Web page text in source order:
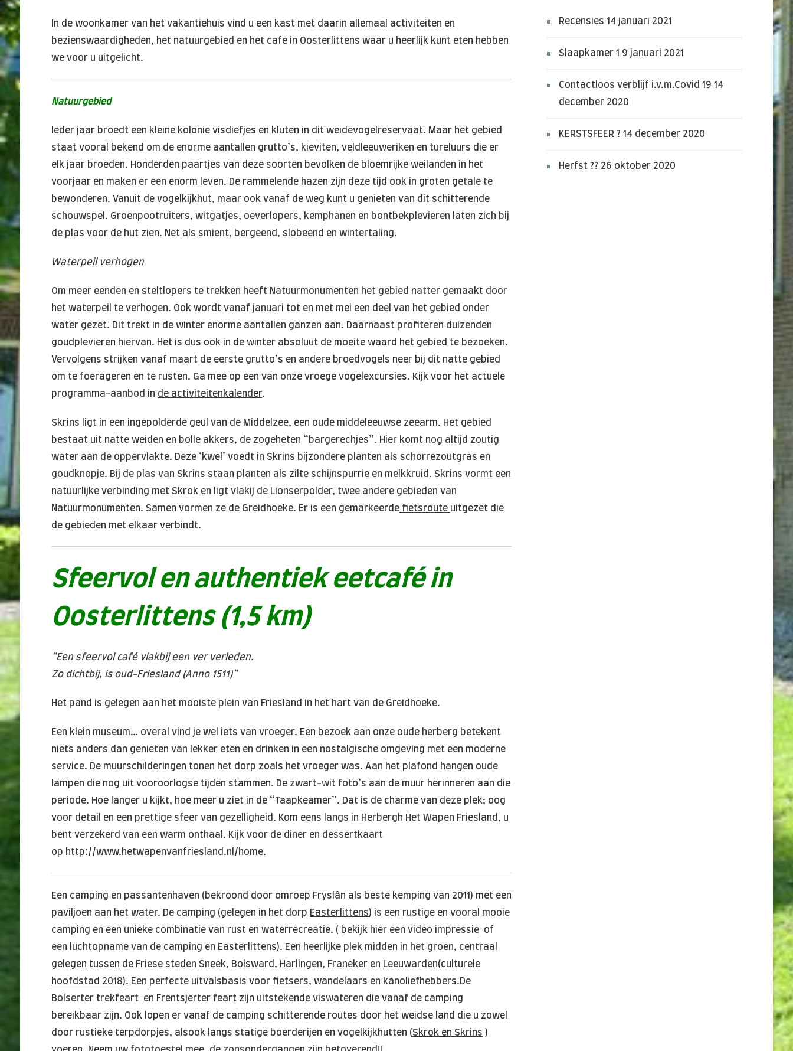
In de woonkamer van het vakantiehuis vind u een kast met daarin allemaal activiteiten en
bezienswaardigheden, het natuurgebied en het cafe in Oosterlittens waar u heerlijk kunt eten hebben
we voor u uitgelicht.
Natuurgebied
Ieder jaar broedt een kleine kolonie visdiefjes en kluten in dit weidevogelreservaat. Maar het gebied
staat vooral bekend om de enorme aantallen grutto’s, kieviten, veldleeuweriken en tureluurs die er
elk jaar broeden. Honderden paartjes van deze soorten bevolken de bloemrijke weilanden in het
voorjaar en maken er een enorm leven. De rammelende hazen zijn deze tijd ook in groten getale te
bewonderen. Vanuit de vogelkijkhut, maar ook vanaf de weg kunt u genieten van dit schitterende
schouwspel. Groenpootruiters, witgatjes, oeverlopers, kemphanen en bontbekplevieren laten zich bij
de plas voor de hut zien. Net als smient, bergeend, slobeend en wintertaling.
Waterpeil verhogen
Om meer eenden en steltlopers te trekken heeft Natuurmonumenten het gebied natter gemaakt door
het waterpeil te verhogen. Ook wordt vanaf januari tot en met mei een deel van het gebied onder
water gezet. Dit trekt in de winter enorme aantallen ganzen aan. Daarnaast profiteren duizenden
goudplevieren hiervan. Het is dus ook in de winter absoluut de moeite waard het gebied te bezoeken.
Vervolgens strijken vanaf maart de eerste grutto’s en andere broedvogels neer bij dit natte gebied
om te foerageren en te rusten. Ga mee op een van onze vroege vogelexcursies. Kijk voor het actuele
programma-aanbod in de activiteitenkalender.
Skrins ligt in een ingepolderde geul van de Middelzee, een oude middeleeuwse zeearm. Het gebied
bestaat uit natte weiden en bolle akkers, de zogeheten “bargerechjes”. Hier komt nog altijd zoutig
water aan de oppervlakte. Deze ‘kwel’ voedt in Skrins bijzondere planten als schorrezoutgras en
goudknopje. Bij de plas van Skrins staan planten als zilte schijnspurrie en melkkruid. Skrins vormt een
natuurlijke verbinding met Skrok en ligt vlakij de Lionserpolder, twee andere gebieden van
Natuurmonumenten. Samen vormen ze de Greidhoeke. Er is een gemarkeerdefietsroute uitgezet die
de gebieden met elkaar verbindt.
Sfeervol en authentiek eetcafé in
Oosterlittens (1,5 km)
“Een sfeervol café vlakbij een ver verleden.
Zo dichtbij, is oud-Friesland (Anno 1511)”
Het pand is gelegen aan het mooiste plein van Friesland in het hart van de Greidhoeke.
Een klein museum… overal vind je wel iets van vroeger. Een bezoek aan onze oude herberg betekent
niets anders dan genieten van lekker eten en drinken in een nostalgische omgeving met een moderne
service. De muurschilderingen tonen het dorp zoals het vroeger was. Aan het plafond hangen oude
lampen die nog uit vooroorlogse tijden stammen. De zwart-wit foto’s aan de muur herinneren aan die
periode. Hoe langer u kijkt, hoe meer u ziet in de “Taapkeamer”. Dat is de charme van deze plek; oog
voor detail en een prettige sfeer van gezelligheid. Kom eens langs in Herbergh Het Wapen Friesland, u
bent verzekerd van een warm onthaal. Kijk voor de diner en dessertkaart
op http://www.hetwapenvanfriesland.nl/home.
Een camping en passantenhaven (bekroond door omroep Fryslân als beste kemping van 2011) met een
paviljoen aan het water. De camping (gelegen in het dorp Easterlittens) is een rustige en vooral mooie
camping en een unieke combinatie van rust en waterrecreatie. ( bekijk hier een video impressieof
een
luchtopname van de camping en Easterlittens). Een heerlijke plek midden in het groen, centraal
gelegen tussen de Friese steden Sneek, Bolsward, Harlingen, Franeker en Leeuwarden(culturele
hoofdstad 2018). Een perfecte uitvalsbasis voor fietsers, wandelaars en kanoliefhebbers.De
Bolserter trekfeart en Frentsjerter feart zijn uitstekende viswateren die vanaf de camping
bereikbaar zijn. Ook lopen er vanaf de camping schitterende routes door het weidse land die u zowel
door rustieke terpdorpjes, alsook langs statige boerderijen en vogelkijkhutten (Skrok en Skrins )
Recensies 14 januari 2021
Slaapkamer 1 9 januari 2021
Contactloos verblijf i.v.m.Covid 19 14
december 2020
KERSTSFEER ? 14 december 2020
Herfst ?? 26 oktober 2020